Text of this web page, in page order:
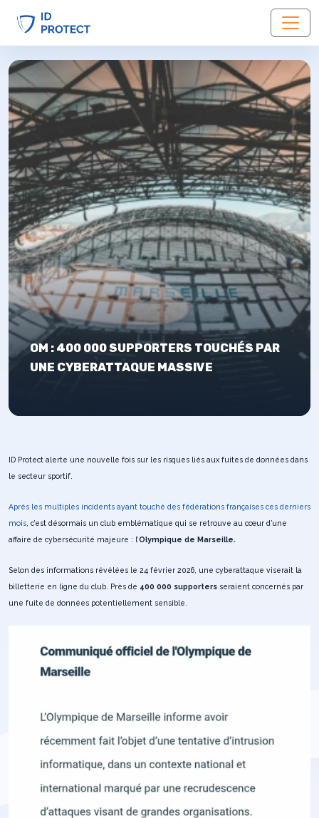
OM : 400 000 SUPPORTERS TOUCHÉS PAR
UNE CYBERATTAQUE MASSIVE
ID Protect alerte une nouvelle fois sur les risques liés aux fuites de données dans
le secteur sportif.
Après les multiples incidents ayant touché des fédérations françaises ces derniers
mois , c’est désormais un club emblématique qui se retrouve au cœur d’une
affaire de cybersécurité majeure : l’Olympique de Marseille.
Selon des informations révélées le 24 février 2026, une cyberattaque viserait la
billetterie en ligne du club. Près de 400 000 supporters seraient concernés par
une fuite de données potentiellement sensible.